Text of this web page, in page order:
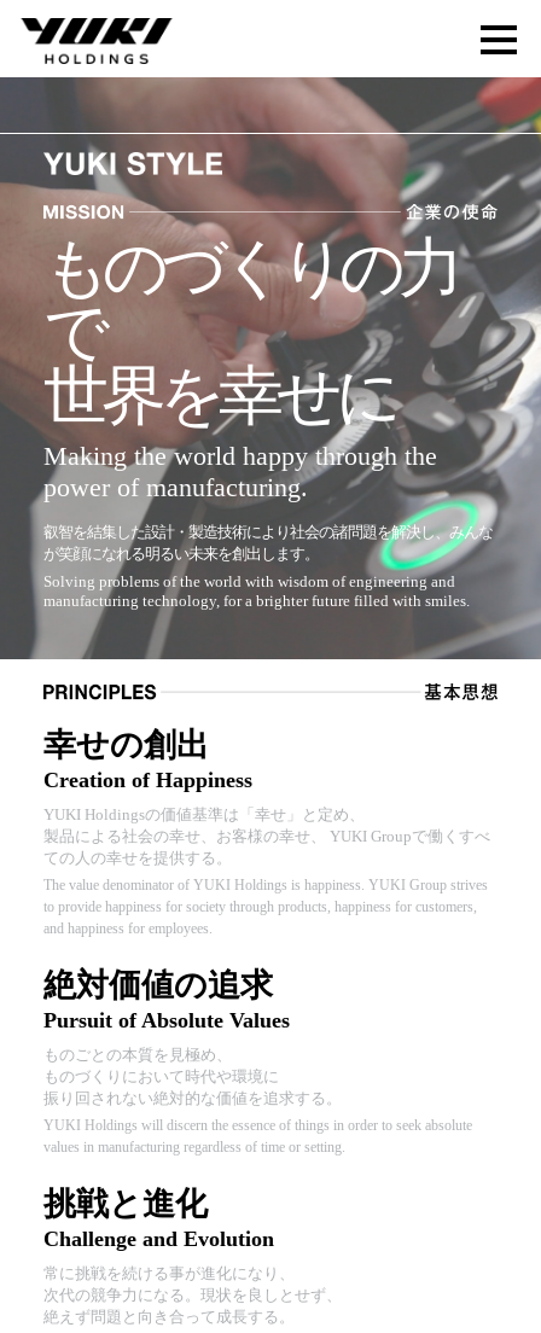
ものづくりの力
で
世界を幸せに
Making the world happy through the
power of manufacturing.
叡智を結集した設計・製造技術により社会の諸問題を解決し、みんな
が笑顔になれる明るい未来を創出します。
Solving problems of the world with wisdom of engineering and
manufacturing technology, for a brighter future filled with smiles.
幸せの創出
Creation of Happiness
YUKI Holdingsの価値基準は「幸せ」と定め、
製品による社会の幸せ、お客様の幸せ、 YUKI Groupで働くすべ
ての人の幸せを提供する。
The value denominator of YUKI Holdings is happiness. YUKI Group strives
to provide happiness for society through products, happiness for customers,
and happiness for employees.
絶対価値の追求
Pursuit of Absolute Values
ものごとの本質を見極め、
ものづくりにおいて時代や環境に
振り回されない絶対的な価値を追求する。
YUKI Holdings will discern the essence of things in order to seek absolute
values in manufacturing regardless of time or setting.
挑戦と進化
Challenge and Evolution
常に挑戦を続ける事が進化になり、
次代の競争力になる。現状を良しとせず、
絶えず問題と向き合って成長する。